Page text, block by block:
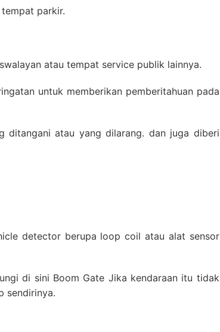
parkir.
atau tempat service publik lainnya.
untuk memberikan pemberitahuan pada
ditangani atau yang dilarang. dan juga diberi
detector berupa loop coil atau alat sensor
di sini Boom Gate Jika kendaraan itu tidak
sendirinya.